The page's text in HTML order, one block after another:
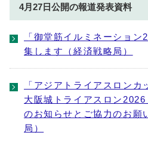
4月27日公開の報道発表資料
「御堂筋イルミネーショ
集します（経済戦略局）
「アジアトライアスロン
大阪城トライアスロン2026
のお知らせとご協力のお願
局）